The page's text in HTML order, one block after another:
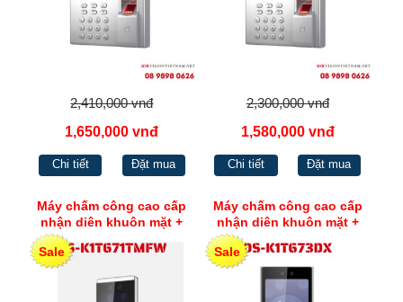
2,410,000 vnđ
1,650,000 vnđ
Chi tiết Đặt mua
2,300,000 vnđ
1,580,000 vnđ
Chi tiết Đặt mua
Máy chấm công cao cấp
nhận diên khuôn mặt +
Thẻ từ + Vân tay Hikvision
DS-K1T671TMFW
Sale
Máy chấm công cao cấp
nhận diên khuôn mặt +
vân tay + Thẻ Mifare
Hikvision DS-K1T673DX
Sale